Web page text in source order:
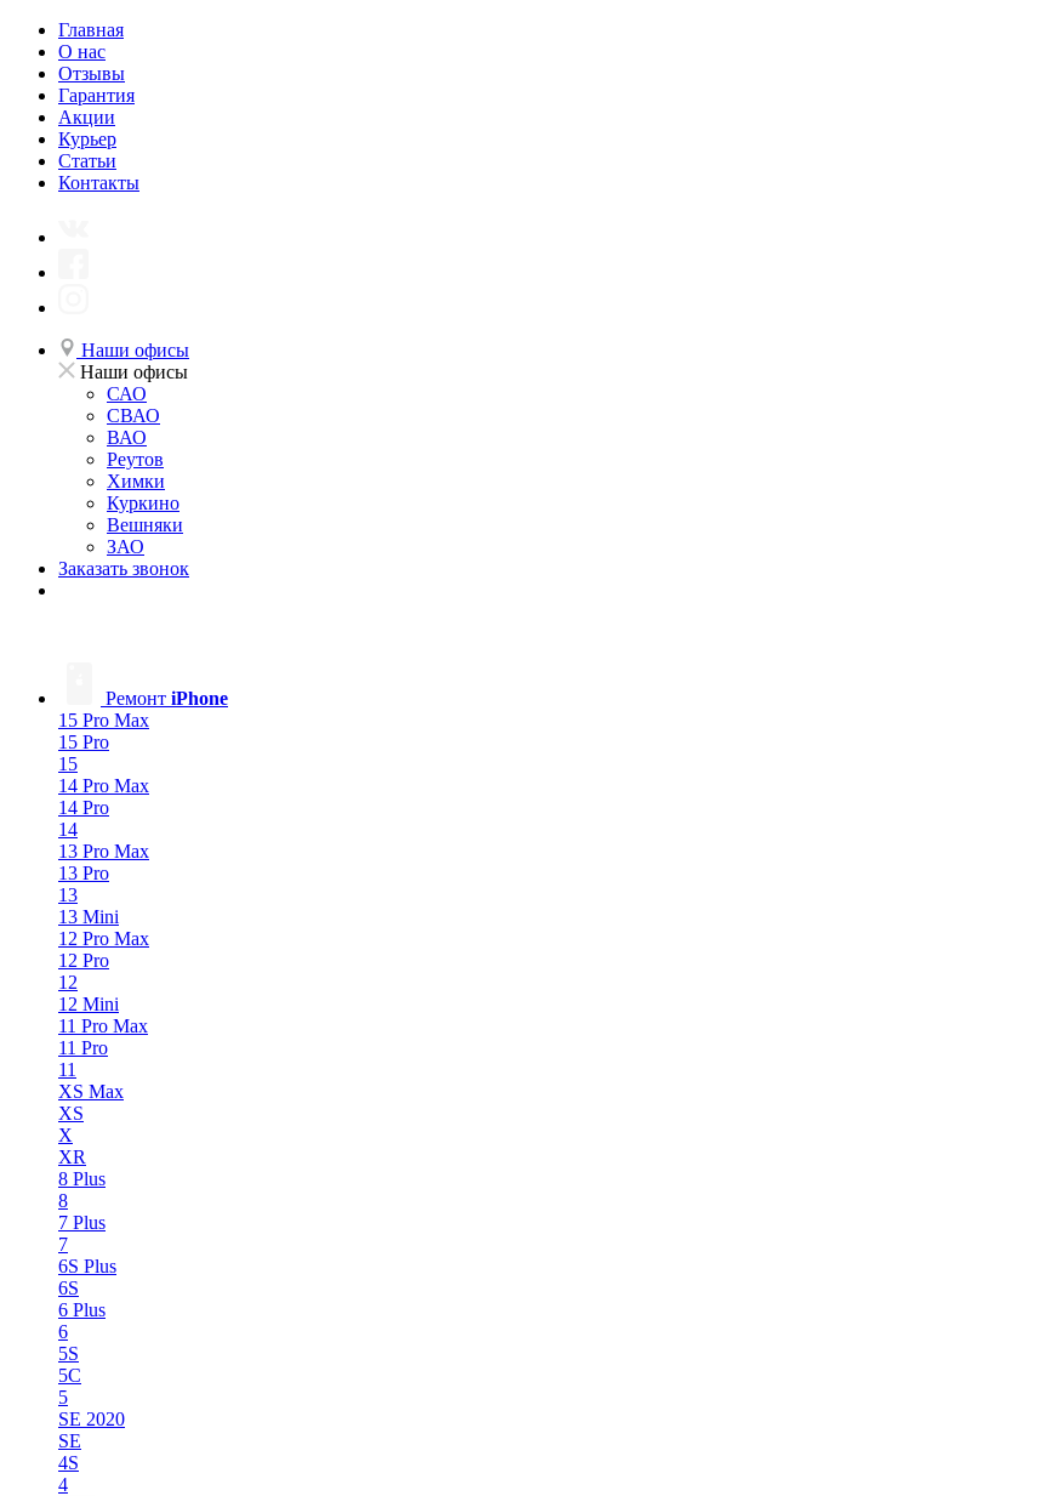
Главная
О нас
Отзывы
Гарантия
Акции
Курьер
Статьи
Контакты
Наши офисы
Наши офисы
САО
СВАО
ВАО
Реутов
Химки
Куркино
Вешняки
ЗАО
Заказать звонок
Ремонт iPhone
15 Pro Max
15 Pro
15
14 Pro Max
14 Pro
14
13 Pro Max
13 Pro
13
13 Mini
12 Pro Max
12 Pro
12
12 Mini
11 Pro Max
11 Pro
11
XS Max
XS
X
XR
8 Plus
8
7 Plus
7
6S Plus
6S
6 Plus
6
5S
5C
5
SE 2020
SE
4S
4